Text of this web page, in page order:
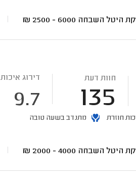
היטל השבחה 6000 - 2500
₪
חוות דעת
135
דירוג איכות
9.7
חוזרת מתנדב בשעה טובה
היטל השבחה 4000 - 2000
₪